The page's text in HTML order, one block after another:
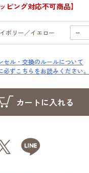
ピング対応不可商品】
ボリー／イエロー
セル・交換のルールについて
必ずこちらをお読みください。